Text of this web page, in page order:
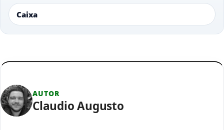
Caixa
AUTOR
Claudio Augusto